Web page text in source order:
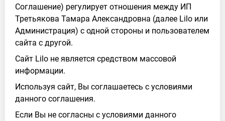
Соглашение) регулирует отношения между ИП
Третьякова Тамара Александровна (далее Lilo или
Администрация) с одной стороны и пользователем
сайта с другой.
Сайт Lilo не является средством массовой
информации.
Используя сайт, Вы соглашаетесь с условиями
данного соглашения.
Если Вы не согласны с условиями данного